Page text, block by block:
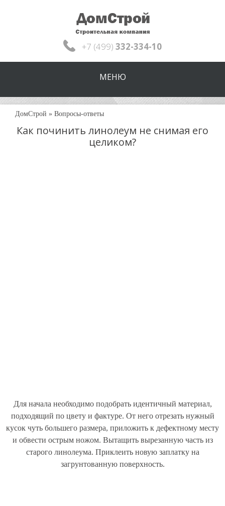
+7 (499) 332-334-10
МЕНЮ
ДомСтрой » Вопросы-ответы
Как починить линолеум не снимая его
целиком?
Для начала необходимо подобрать идентичный материал,
подходящий по цвету и фактуре. От него отрезать нужный
кусок чуть большего размера, приложить к дефектному месту
и обвести острым ножом. Вытащить вырезанную часть из
старого линолеума. Приклеить новую заплатку на
загрунтованную поверхность.